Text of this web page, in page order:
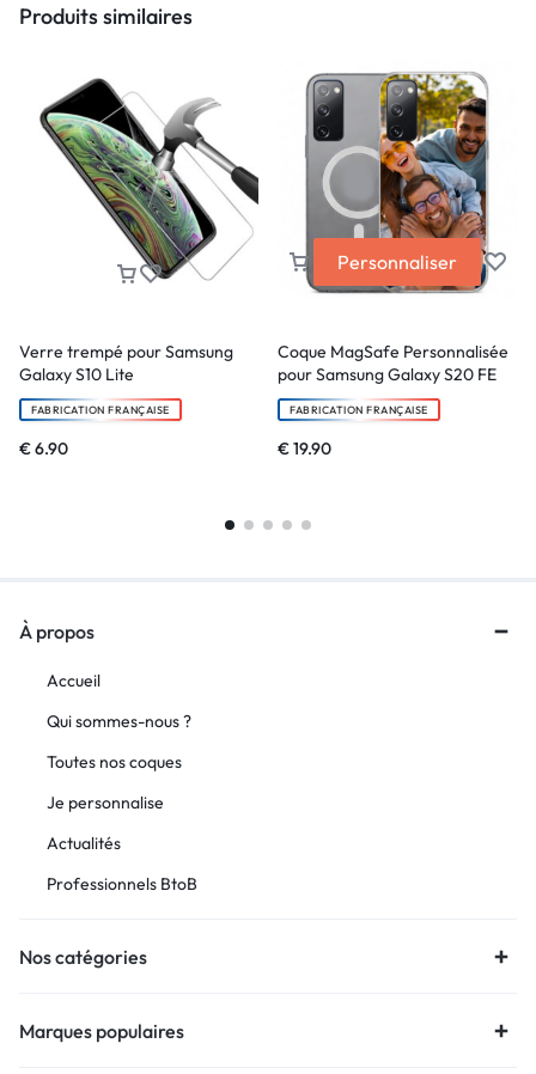
Produits similaires
Verre trempé pour Samsung
Galaxy S10 Lite
FABRICATION FRANÇAISE
€6.90
Personnaliser
Coque MagSafe Personnalisée
pour Samsung Galaxy S20 FE
FABRICATION FRANÇAISE
€19.90
À propos
Accueil
Qui sommes-nous ?
Toutes nos coques
Je personnalise
Actualités
Professionnels BtoB
Nos catégories
Marques populaires